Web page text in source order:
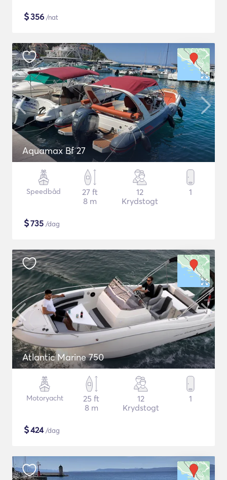
$356 /nat
Aquamax Bf 27
Speedbåd
27 ft
8 m
12
Krydstogt
1
$735 /dag
Atlantic Marine 750
Motoryacht
25 ft
8 m
12
Krydstogt
1
$424/dag